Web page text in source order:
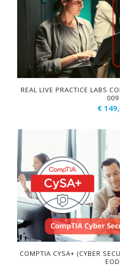
REAL LIVE PRACTICE LABS
009
€
COMPTIA CYSA+ (CYBER
EOD